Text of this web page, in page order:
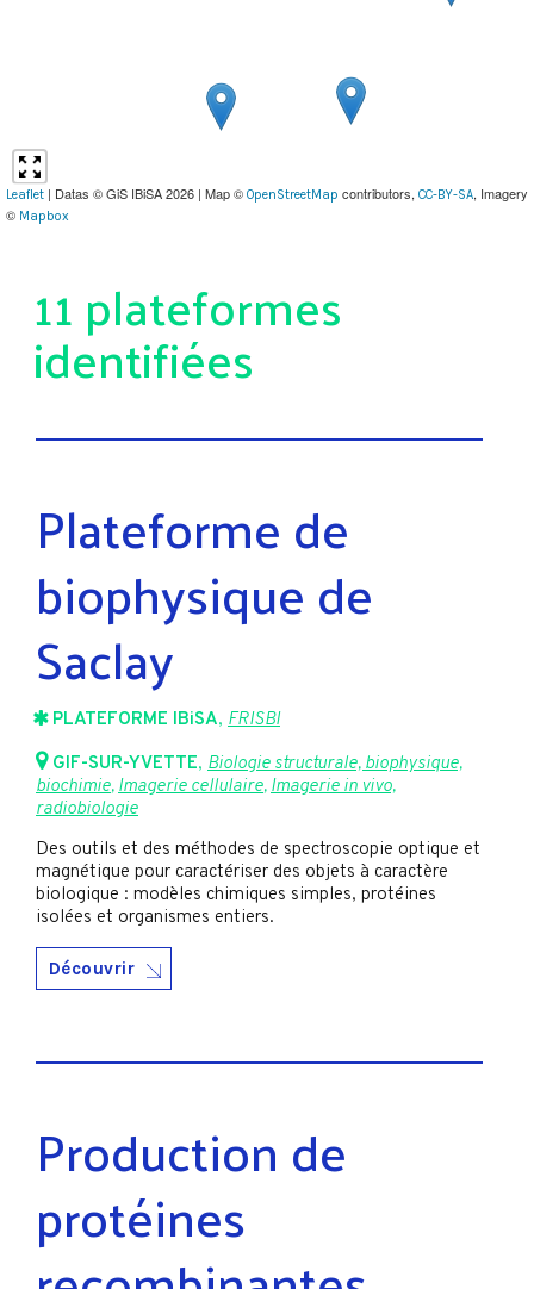
Leaflet | Datas © GiS IBiSA 2026 | Map © OpenStreetMap contributors, CC-BY-SA, Imagery
© Mapbox
11 plateformes
identifiées
Plateforme de
biophysique de
Saclay
PLATEFORME IBiSA, FRISBI
GIF-SUR-YVETTE, Biologie structurale, biophysique,
biochimie,Imagerie cellulaire,Imagerie in vivo,
radiobiologie
Des outils et des méthodes de spectroscopie optique et
magnétique pour caractériser des objets à caractère
biologique : modèles chimiques simples, protéines
isolées et organismes entiers.
Découvrir
Production de
protéines